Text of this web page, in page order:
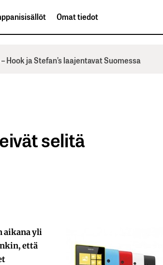
Omat tiedot
Hook ja Stefan’s laajentavat Suomessa
selitä
aikana yli
että